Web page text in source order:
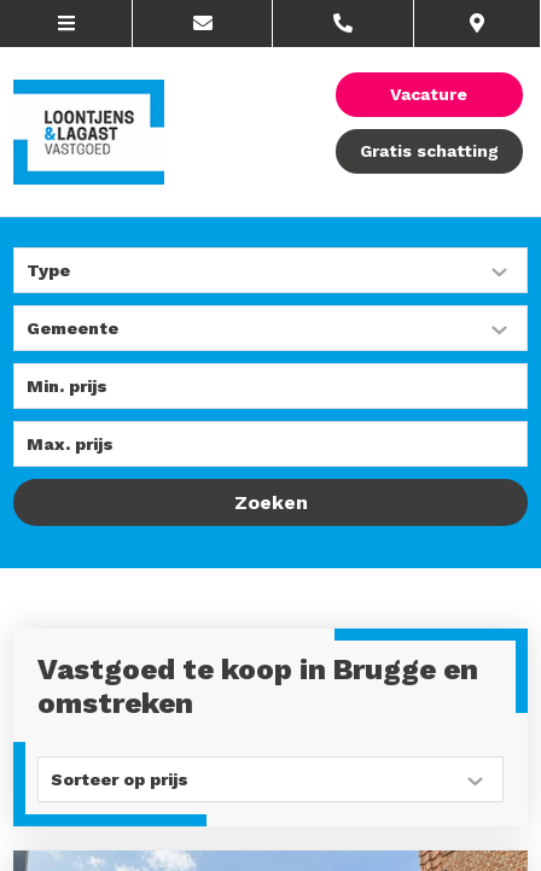
Vacature
Gratis schatting
Zoeken
Vastgoed te koop in Brugge en
omstreken